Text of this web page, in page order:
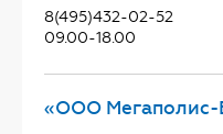
8(495)432-02-52
09.00-18.00
«ООО Мегаполис-